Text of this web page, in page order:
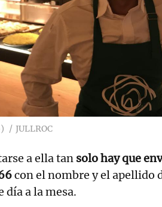
JULLROC
a ella tan solo hay que
con el nombre y el apellido
día a la mesa.